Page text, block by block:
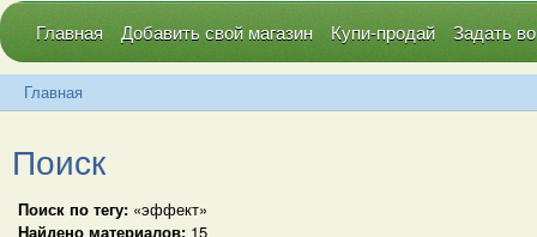
Главная Добавить свой магазин Купи-продай Задать
Главная
Поиск
Поиск по тегу: «эффект»
Найдено материалов: 15